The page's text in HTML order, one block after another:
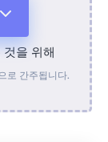
것을 위해
로 간주됩니다.